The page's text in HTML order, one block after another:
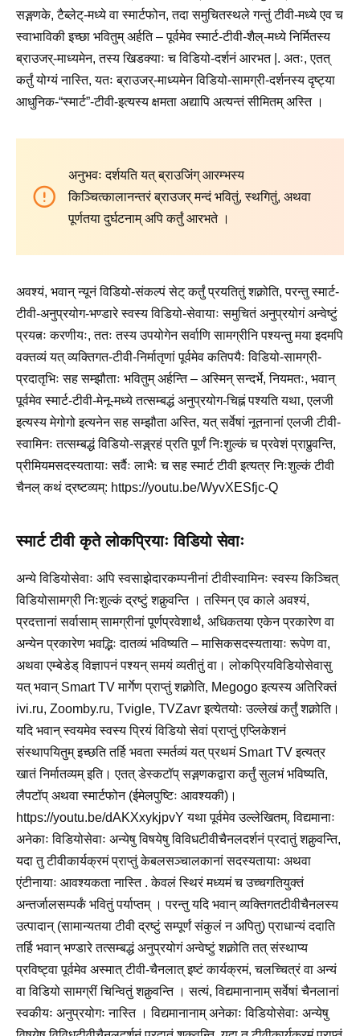
सङ्गणके, टैब्लेट्-मध्ये वा स्मार्टफोन, तदा समुचितस्थले गन्तुं टीवी-मध्ये एव च
​​स्वाभाविकी इच्छा भवितुम् अर्हति – पूर्वमेव स्मार्ट-टीवी-शैल्-मध्ये निर्मितस्य
ब्राउजर्-माध्यमेन, तस्य खिडक्याः च विडियो-दर्शनं आरभत |. अतः, एतत्
कर्तुं योग्यं नास्ति, यतः ब्राउजर्-माध्यमेन विडियो-सामग्री-दर्शनस्य दृष्ट्या
आधुनिक-“स्मार्ट”-टीवी-इत्यस्य क्षमता अद्यापि अत्यन्तं सीमितम् अस्ति ।
अनुभवः दर्शयति यत् ब्राउजिंग् आरम्भस्य
किञ्चित्कालानन्तरं ब्राउजर् मन्दं भवितुं, स्थगितुं, अथवा
पूर्णतया दुर्घटनाम् अपि कर्तुं आरभते ।
अवश्यं, भवान् न्यूनं विडियो-संकल्पं सेट् कर्तुं प्रयतितुं शक्नोति, परन्तु स्मार्ट-
टीवी-अनुप्रयोग-भण्डारे स्वस्य विडियो-सेवायाः समुचितं अनुप्रयोगं अन्वेष्टुं
प्रयत्नः करणीयः, ततः तस्य उपयोगेन सर्वाणि सामग्रीनि पश्यन्तु मया इदमपि
वक्तव्यं यत् व्यक्तिगत-टीवी-निर्मातृणां पूर्वमेव कतिपयैः विडियो-सामग्री-
प्रदातृभिः सह सम्झौताः भवितुम् अर्हन्ति – अस्मिन् सन्दर्भे, नियमतः, भवान्
पूर्वमेव स्मार्ट-टीवी-मेनू-मध्ये तत्सम्बद्धं अनुप्रयोग-चिह्नं पश्यति यथा, एलजी
इत्यस्य मेगोगो इत्यनेन सह सम्झौता अस्ति, यत् सर्वेषां नूतनानां एलजी टीवी-
स्वामिनः तत्सम्बद्धं विडियो-सङ्ग्रहं प्रति पूर्णं निःशुल्कं च प्रवेशं प्राप्नुवन्ति,
प्रीमियमसदस्यतायाः सर्वैः लाभैः च सह स्मार्ट टीवी इत्यत्र निःशुल्कं टीवी
चैनल् कथं द्रष्टव्यम्: https://youtu.be/WyvXESfjc-Q
स्मार्ट टीवी कृते लोकप्रियाः विडियो सेवाः
अन्ये विडियोसेवाः अपि स्वसाझेदारकम्पनीनां टीवीस्वामिनः स्वस्य किञ्चित्
विडियोसामग्री निःशुल्कं द्रष्टुं शक्नुवन्ति । तस्मिन् एव काले अवश्यं,
प्रदत्तानां सर्वासाम् सामग्रीनां पूर्णप्रवेशार्थं, अधिकतया एकेन प्रकारेण वा
अन्येन प्रकारेण भवद्भिः दातव्यं भविष्यति – मासिकसदस्यतायाः रूपेण वा,
अथवा एम्बेडेड् विज्ञापनं पश्यन् समयं व्यतीतुं वा। लोकप्रियविडियोसेवासु
यत् भवान् Smart TV मार्गेण प्राप्तुं शक्नोति, Megogo इत्यस्य अतिरिक्तं
ivi.ru, Zoomby.ru, Tvigle, TVZavr इत्येतयोः उल्लेखं कर्तुं शक्नोति।
यदि भवान् स्वयमेव स्वस्य प्रियं विडियो सेवां प्राप्तुं एप्लिकेशनं
संस्थापयितुम् इच्छति तर्हि भवता स्मर्तव्यं यत् प्रथमं Smart TV इत्यत्र
खातं निर्मातव्यम् इति। एतत् डेस्कटॉप् सङ्गणकद्वारा कर्तुं सुलभं भविष्यति,
लैपटॉप् अथवा स्मार्टफोन (ईमेलपुष्टिः आवश्यकी)।
https://youtu.be/dAKXxykjpvY यथा पूर्वमेव उल्लेखितम्, विद्यमानाः
अनेकाः विडियोसेवाः अन्येषु विषयेषु विविधटीवीचैनलदर्शनं प्रदातुं शक्नुवन्ति,
यदा तु टीवीकार्यक्रमं प्राप्तुं केबलसञ्चालकानां सदस्यतायाः अथवा
एंटीनायाः आवश्यकता नास्ति . केवलं स्थिरं मध्यमं च उच्चगतियुक्तं
अन्तर्जालसम्पर्कं भवितुं पर्याप्तम् । परन्तु यदि भवान् व्यक्तिगतटीवीचैनलस्य
उत्पादान् (सामान्यतया टीवी द्रष्टुं सम्पूर्णं संकुलं न अपितु) प्राधान्यं ददाति
तर्हि भवान् भण्डारे तत्सम्बद्धं अनुप्रयोगं अन्वेष्टुं शक्नोति तत् संस्थाप्य
प्रविष्ट्वा पूर्वमेव अस्मात् टीवी-चैनलात् इष्टं कार्यक्रमं, चलच्चित्रं वा अन्यं
वा विडियो सामग्रीं चिन्वितुं शक्नुवन्ति । सत्यं, विद्यमानानाम् सर्वेषां चैनलानां
स्वकीयः अनुप्रयोगः नास्ति । विद्यमानानाम् अनेकाः विडियोसेवाः अन्येषु